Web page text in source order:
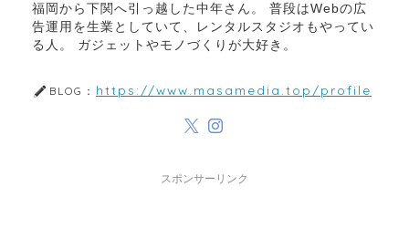
福岡から下関へ引っ越した中年さん。 普段はWebの広
告運用を生業としていて、レンタルスタジオもやってい
る人。 ガジェットやモノづくりが大好き。
BLOG： https://www.masamedia.top/profile
スポンサーリンク